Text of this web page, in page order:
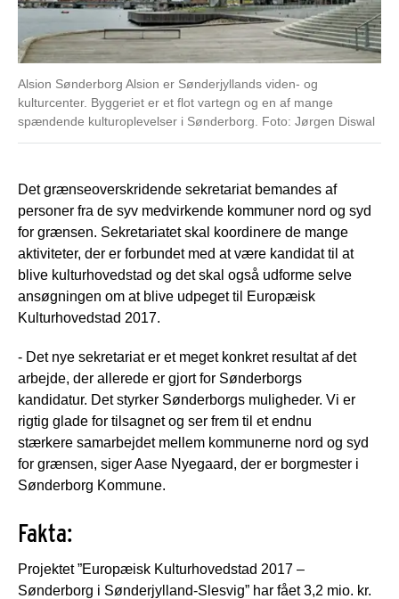
Alsion Sønderborg Alsion er Sønderjyllands viden- og
kulturcenter. Byggeriet er et flot vartegn og en af mange
spændende kulturoplevelser i Sønderborg. Foto: Jørgen Diswal
Det grænseoverskridende sekretariat bemandes af
personer fra de syv medvirkende kommuner nord og syd
for grænsen. Sekretariatet skal koordinere de mange
aktiviteter, der er forbundet med at være kandidat til at
blive kulturhovedstad og det skal også udforme selve
ansøgningen om at blive udpeget til Europæisk
Kulturhovedstad 2017.
- Det nye sekretariat er et meget konkret resultat af det
arbejde, der allerede er gjort for Sønderborgs
kandidatur. Det styrker Sønderborgs muligheder. Vi er
rigtig glade for tilsagnet og ser frem til et endnu
stærkere samarbejdet mellem kommunerne nord og syd
for grænsen, siger Aase Nyegaard, der er borgmester i
Sønderborg Kommune.
Fakta:
Projektet ”Europæisk Kulturhovedstad 2017 –
Sønderborg i Sønderjylland-Slesvig” har fået 3,2 mio. kr.